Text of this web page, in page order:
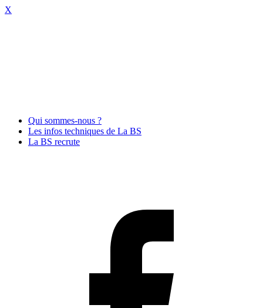
X
Qui sommes-nous ?
Les infos techniques de La BS
La BS recrute